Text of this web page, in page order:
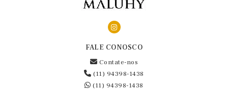
FALE CONOSCO
Contate-nos
(11) 94398-1438
(11) 94398-1438